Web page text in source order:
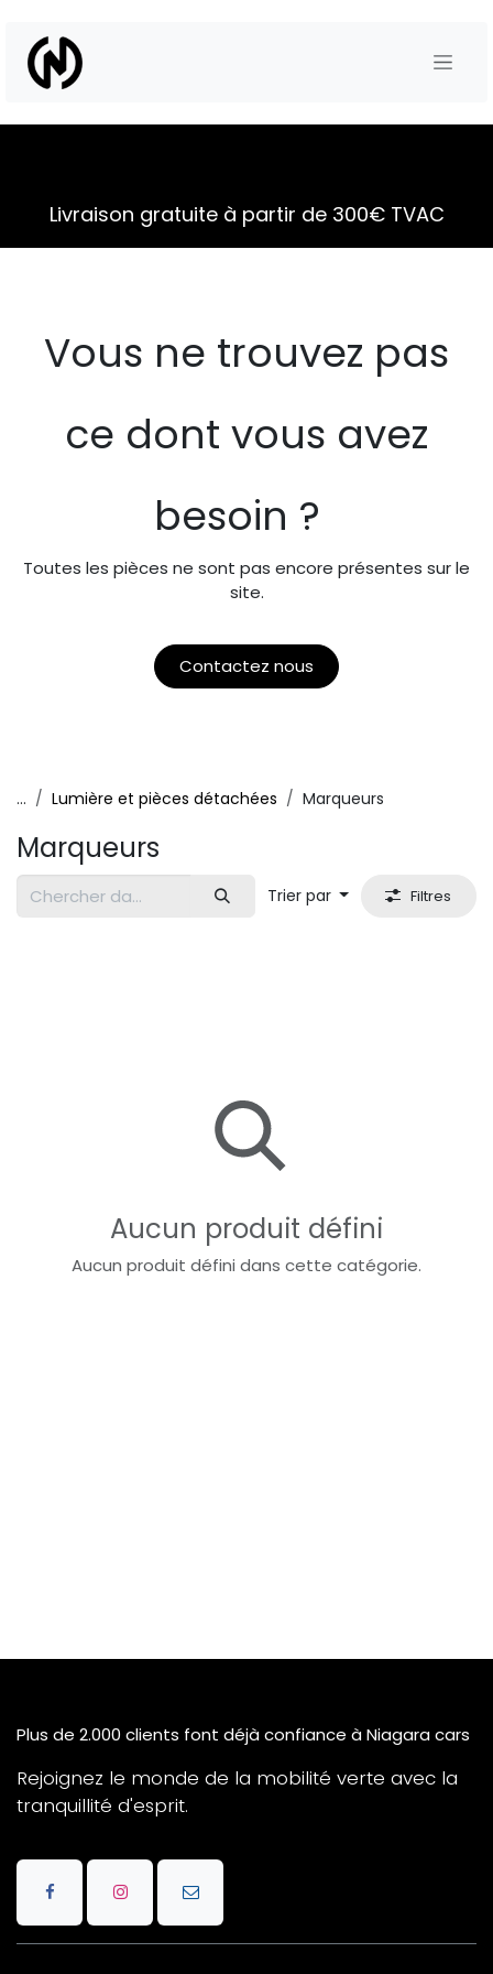
Livraison gratuite à partir de 300€ TVAC
Vous ne trouvez pas
ce dont vous avez
besoin ?
Toutes les pièces ne sont pas encore présentes sur le
site.
Contactez nous
... Lumière et pièces détachées Marqueurs
Marqueurs
Trier par Filtres
Aucun produit défini
Aucun produit défini dans cette catégorie.
Plus de 2.000 clients font déjà confiance à Niagara cars
Rejoignez le monde de la mobilité verte avec la
tranquillité d'esprit.